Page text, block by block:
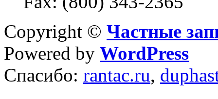
Copyright © Частные
Powered by WordPress
Спасибо: rantac.ru,